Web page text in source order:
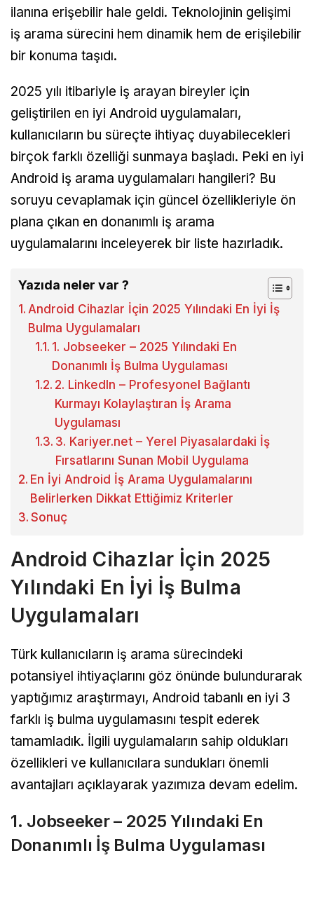
ilanına erişebilir hale geldi. Teknolojinin gelişimi
iş arama sürecini hem dinamik hem de erişilebilir
bir konuma taşıdı.
2025 yılı itibariyle iş arayan bireyler için
geliştirilen en iyi Android uygulamaları,
kullanıcıların bu süreçte ihtiyaç duyabilecekleri
birçok farklı özelliği sunmaya başladı. Peki en iyi
Android iş arama uygulamaları hangileri? Bu
soruyu cevaplamak için güncel özellikleriyle ön
plana çıkan en donanımlı iş arama
uygulamalarını inceleyerek bir liste hazırladık.
Yazıda neler var ?
Android Cihazlar İçin 2025 Yılındaki En İyi İş
Bulma Uygulamaları
1. Jobseeker – 2025 Yılındaki En
Donanımlı İş Bulma Uygulaması
2. LinkedIn – Profesyonel Bağlantı
Kurmayı Kolaylaştıran İş Arama
Uygulaması
3. Kariyer.net – Yerel Piyasalardaki İş
Fırsatlarını Sunan Mobil Uygulama
En İyi Android İş Arama Uygulamalarını
Belirlerken Dikkat Ettiğimiz Kriterler
Sonuç
Android Cihazlar İçin 2025
Yılındaki En İyi İş Bulma
Uygulamaları
Türk kullanıcıların iş arama sürecindeki
potansiyel ihtiyaçlarını göz önünde bulundurarak
yaptığımız araştırmayı, Android tabanlı en iyi 3
farklı iş bulma uygulamasını tespit ederek
tamamladık. İlgili uygulamaların sahip oldukları
özellikleri ve kullanıcılara sundukları önemli
avantajları açıklayarak yazımıza devam edelim.
1. Jobseeker – 2025 Yılındaki En
Donanımlı İş Bulma Uygulaması